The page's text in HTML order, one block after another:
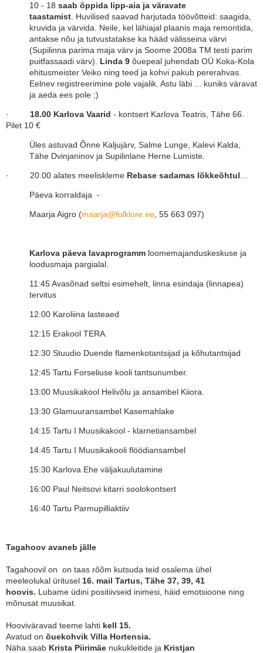
10 - 18 saab õppida lipp-aia ja väravate
taastamist . Huvilised saavad harjutada töövõtteid: saagida,
kruvida ja värvida. Neile, kel lähiajal plaanis maja remontida,
antakse nõu ja tutvustatakse ka hääd välisseina värvi
(Supilinna parima maja värv ja Soome 2008a TM testi parim
puitfassaadi värv). Linda 9 õuepeal juhendab OÜ Koka-Kola
ehitusmeister Veiko ning teed ja kohvi pakub pererahvas.
Eelnev registreerimine pole vajalik. Astu läbi ... kuniks väravat
ja aeda ees pole ;)
· 18.00 Karlova Vaarid - kontsert Karlova Teatris, Tähe 66.
Pilet 10 €
Üles astuvad Õnne Kaljujärv, Salme Lunge, Kalevi Kalda,
Tähe Dvinjaninov ja Supilinlane Herne Lumiste.
· 20.00 alates meeliskleme Rebase sadamas lõkkeõhtul
Päeva korraldaja -
Maarja Aigro (maarja@folklore.ee , 55 663 097)
Karlova päeva lavaprogramm loomemajanduskeskuse ja
loodusmaja pargialal.
11:45 Avasõnad seltsi esimehelt, linna esindaja (linnapea)
tervitus
12:00 Karoliina lasteaed
12:15 Erakool TERA.
12:30 Stuudio Duende flamenkotantsijad ja kõhutantsijad
12:45 Tartu Forseliuse kooli tantsunumber.
13:00 Muusikakool Helivõlu ja ansambel Kiiora.
13:30 Glamuuransambel Kasemahlake
14:15 Tartu I Muusikakool - klarnetiansambel
14:45 Tartu I Muusikakooli flöödiansambel
15:30 Karlova Ehe väljakuulutamine
16:00 Paul Neitsovi kitarri soolokontsert
16:40 Tartu Parmupilliaktiiv
Tagahoov avaneb jälle
Tagahoovil on on taas rõõm kutsuda teid osalema ühel
meeleolukal üritusel 16. mail Tartus, Tähe 37, 39, 41
hoovis. Lubame üdini positiivseid inimesi, häid emotsioone ning
mõnusat muusikat.
Hooviväravad teeme lahti kell 15.
Avatud on õuekohvik Villa Hortensia.
Näha saab Krista Piirimäe nukukleitide ja Kristjan